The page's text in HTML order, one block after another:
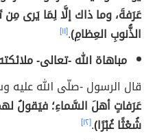
عَرَفةَ، وما ذاك إلَّا لِمَا يَرى مِن
الذُّنوبِ العِظامِ).[١١]
مباهاة الله -تعالى-
قال الرسول -صلّى الله عليه
عَرَفاتٍ أهلَ السَّماءِ؛ فيَقولُ
شُعْثًا غُبْرًا).[١٢]